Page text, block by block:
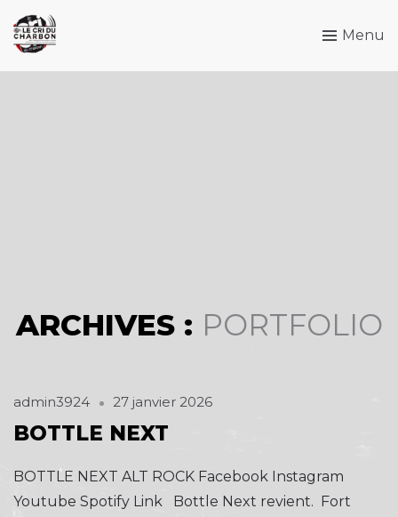
Menu
ARCHIVES : PORTFOLIO
admin3924 27 janvier 2026
BOTTLE NEXT
BOTTLE NEXT ALT ROCK Facebook Instagram
Youtube Spotify Link Bottle Next revient. Fort